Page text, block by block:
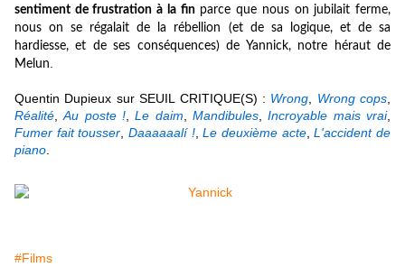
sentiment de frustration à la finparce que nous on jubilait ferme,
nous on se régalait de la rébellion (et de sa logique, et de sa
hardiesse, et de ses conséquences) de Yannick, notre héraut de
Melun
Quentin Dupieux sur SEUIL CRITIQUE(S) : Wrong Wrong cops
Réalité ,Au poste ! ,Le daim Mandibules ,Incroyable mais vrai,
Fumer fait tousser ,Daaaaaalí !,Le deuxième acte,L'accident de
piano
#Films